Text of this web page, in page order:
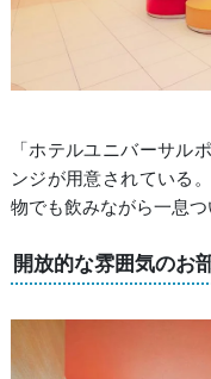
「ホテルユニバーサル
ンジが用意されている
物でも飲みながら一息つ
開放的な雰囲気のお